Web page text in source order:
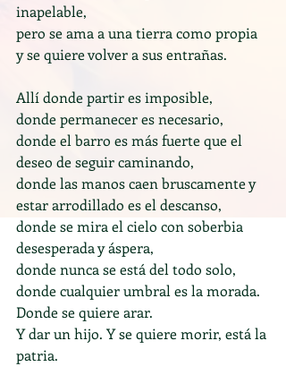
inapelable,
pero se ama a una tierra como propia
y se quiere volver a sus entrañas.
Allí donde partir es imposible,
donde permanecer es necesario,
donde el barro es más fuerte que el
deseo de seguir caminando,
donde las manos caen bruscamente y
estar arrodillado es el descanso,
donde se mira el cielo con soberbia
desesperada y áspera,
donde nunca se está del todo solo,
donde cualquier umbral es la morada.
Donde se quiere arar.
Y dar un hijo. Y se quiere morir, está la
patria.